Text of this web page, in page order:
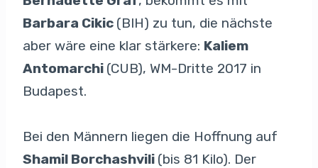
Barbara Cikic (BIH) zu tun, die nächste
aber wäre eine klar stärkere: Kaliem
Antomarchi (CUB), WM-Dritte 2017 in
Budapest.
Bei den Männern liegen die Hoffnung auf
Shamil Borchashvili (bis 81 Kilo). Der